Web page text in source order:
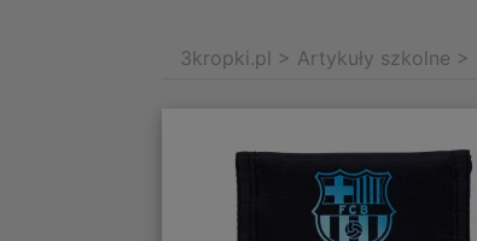
3kropki.pl > Artykuły szkolne >